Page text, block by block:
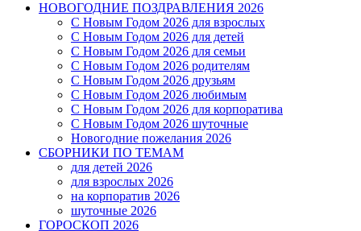
НОВОГОДНИЕ ПОЗДРАВЛЕНИЯ 2026
С Новым Годом 2026 для взрослых
С Новым Годом 2026 для детей
С Новым Годом 2026 для семьи
С Новым Годом 2026 родителям
С Новым Годом 2026 друзьям
С Новым Годом 2026 любимым
С Новым Годом 2026 для корпоратива
С Новым Годом 2026 шуточные
Новогодние пожелания 2026
СБОРНИКИ ПО ТЕМАМ
для детей 2026
для взрослых 2026
на корпоратив 2026
шуточные 2026
ГОРОСКОП 2026